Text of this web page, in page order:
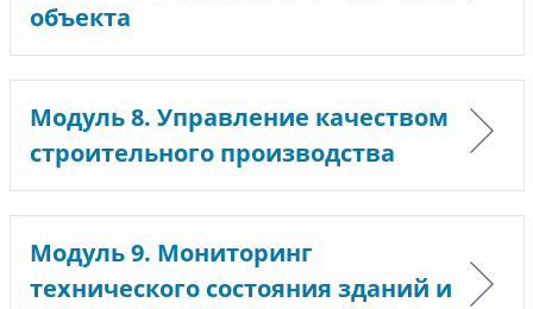
объекта
Модуль 8. Управление качеством
строительного производства
Модуль 9. Мониторинг
технического состояния зданий и